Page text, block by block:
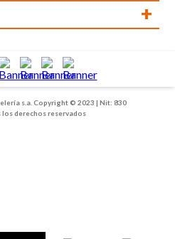
+
s.a. Copyright © 2023 | Nit: 830
los derechos reservados